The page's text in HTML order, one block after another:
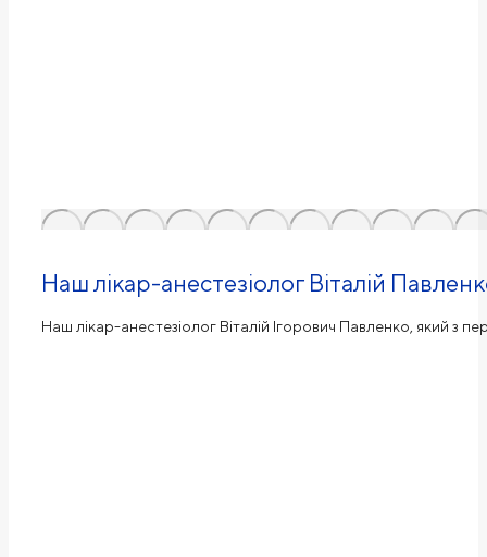
Наш лікар-анестезіолог Віталій
Наш лікар-анестезіолог Віталій Ігорович Павленко, який з